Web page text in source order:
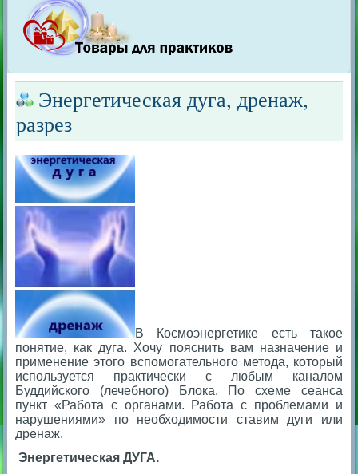
Энергетическая дуга, дренаж,
разрез
В Космоэнергетике есть такое
понятие, как дуга. Хочу пояснить вам назначение и
применение этого вспомогательного метода, который
используется практически с любым каналом
Буддийского (лечебного) Блока. По схеме сеанса
пункт «Работа с органами. Работа с проблемами и
нарушениями» по необходимости ставим дуги или
дренаж.
Энергетическая ДУГА.